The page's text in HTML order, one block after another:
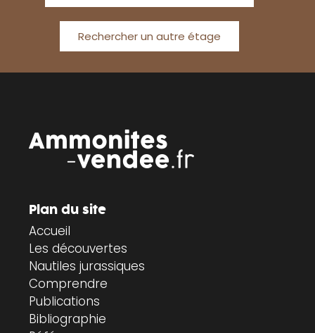
Rechercher un autre étage
Plan du site
Accueil
Les découvertes
Nautiles jurassiques
Comprendre
Publications
Bibliographie